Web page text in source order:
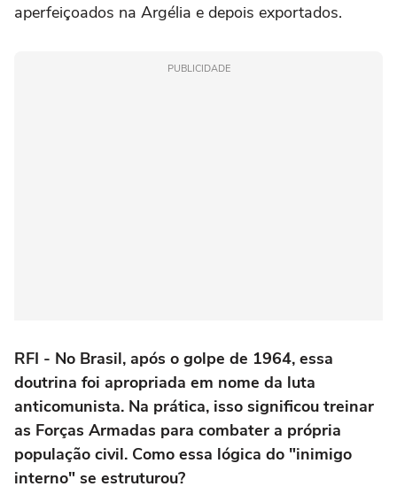
aperfeiçoados na Argélia e depois exportados.
PUBLICIDADE
RFI - No Brasil, após o golpe de 1964, essa
doutrina foi apropriada em nome da luta
anticomunista. Na prática, isso significou treinar
as Forças Armadas para combater a própria
população civil. Como essa lógica do "inimigo
interno" se estruturou?